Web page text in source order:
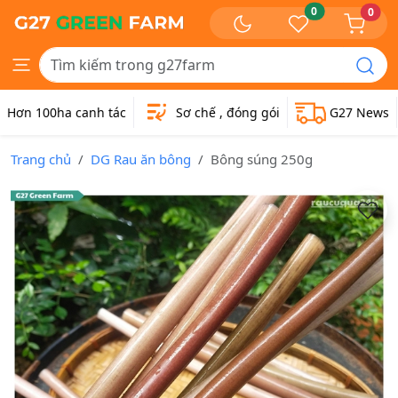
0 0
100ha canh tác Sơ chế , đóng gói G27 News
Trang chủ DG Rau ăn bông Bông súng 250g